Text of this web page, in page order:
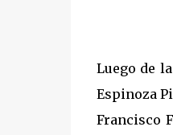
Luego de
Espinoza
Francisco